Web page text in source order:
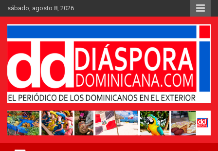
Saltar
al
contenido
sábado, agosto 8, 2026
Periódico Diáspora Dominicana